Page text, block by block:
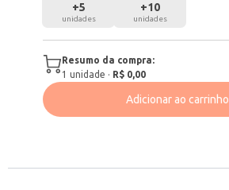
+5
unidades
+10
unidades
Resumo da compra:
1 unidade · R$ 0,00
Adicionar ao carrinho